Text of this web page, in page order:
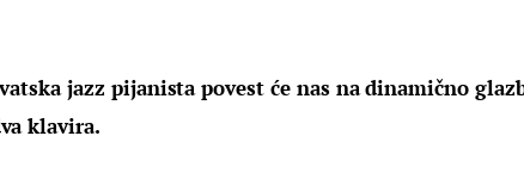
jazz pijanista povest će nas na dinamično
klavira.